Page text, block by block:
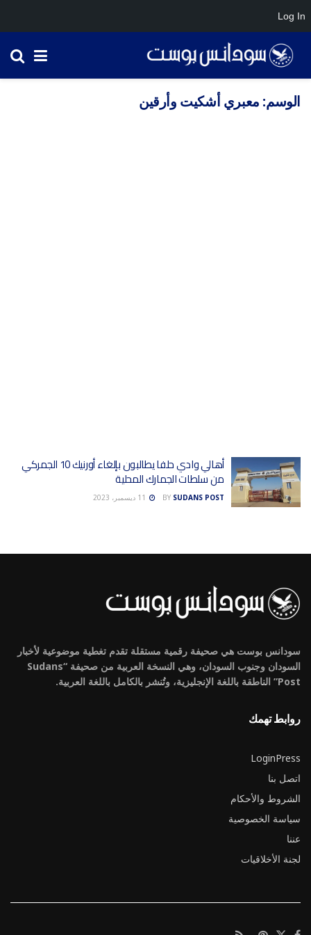
الوسم: معبري أشكيت وأرقين
أهالي وادي حلفا يطالبون بإلغاء أورنيك 10 الجمركي
من سلطات الجمارك المحلية
BY SUDANS POST
سودانس بوست هي صحيفة رقمية مستقلة تقدم تغطية موضوعية لأخبار
السودان وجنوب السودان، وهي النسخة العربية من صحيفة “Sudans
Post” الناطقة باللغة الإنجليزية، وتُنشر بالكامل باللغة العربية.
روابط تهمك
LoginPress
اتصل بنا
الشروط والأحكام
سياسة الخصوصية
عننا
لجنة الأخلاقيات
Log In